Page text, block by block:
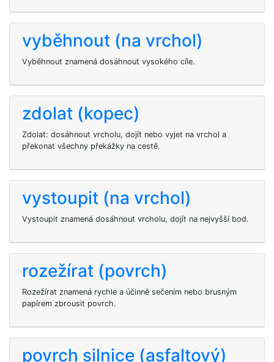
vyběhnout (na vrchol)
Vyběhnout znamená dosáhnout vysokého cíle.
zdolat (kopec)
Zdolat: dosáhnout vrcholu, dojít nebo vyjet na vrchol a
překonat všechny překážky na cestě.
vystoupit (na vrchol)
Vystoupit znamená dosáhnout vrcholu, dojít na nejvyšší bod.
rozežírat (povrch)
Rozežírat znamená rychle a účinně sečením nebo brusným
papírem zbrousit povrch.
povrch silnice (asfaltový)